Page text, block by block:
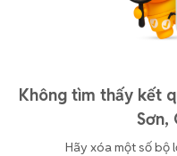
Không tìm thấy kết
Sơn,
Hãy xóa một số bộ